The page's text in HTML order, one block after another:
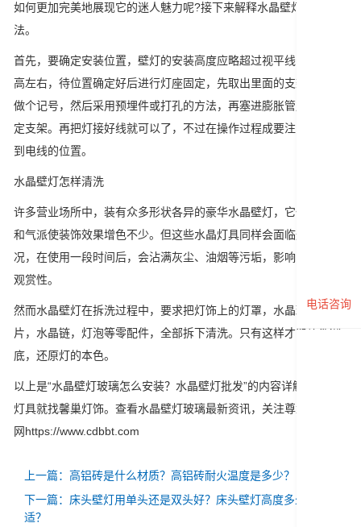
如何更加完美地展现它的迷人魅力呢?接下来解释水晶壁灯的安装方
法。
首先，要确定安装位置，壁灯的安装高度应略超过视平线，在1.8米
高左右，待位置确定好后进行灯座固定，先取出里面的支架在墙上
做个记号，然后采用预埋件或打孔的方法，再塞进膨胀管用螺丝固
定支架。再把灯接好线就可以了，不过在操作过程成要注意不要打
到电线的位置。
水晶壁灯怎样清洗
许多营业场所中，装有众多形状各异的豪华水晶壁灯，它们的美观
和气派使装饰效果增色不少。但这些水晶灯具同样会面临这样的情
况，在使用一段时间后，会沾满灰尘、油烟等污垢，影响了整体的
观赏性。
然而水晶壁灯在拆洗过程中，要求把灯饰上的灯罩，水晶球，水晶
片，水晶链，灯泡等零配件，全部拆下清洗。只有这样才能清洗彻
底，还原灯的本色。
以上是“水晶壁灯玻璃怎么安装？水晶壁灯批发”的内容详解，买好
灯具就找馨巢灯饰。查看水晶壁灯玻璃最新资讯，关注尊龙凯时官
网https://www.cdbbt.com
上一篇：高铝砖是什么材质？高铝砖耐火温度是多少？
下一篇：床头壁灯用单头还是双头好？床头壁灯高度多少合
适？
电话咨询